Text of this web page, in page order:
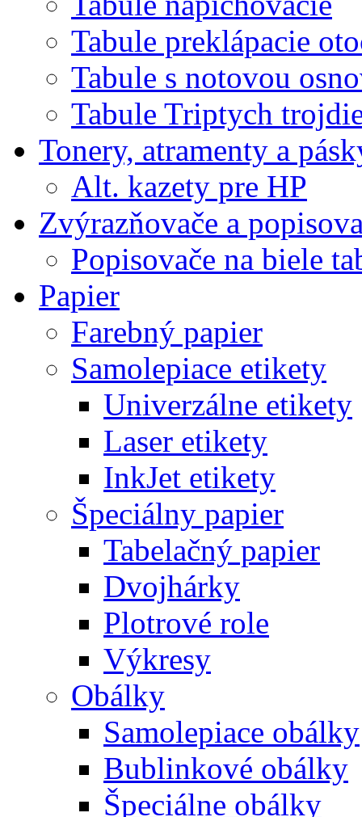
Tabule preklápacie
Tabule s notovou
Tabule Triptych
Tonery, atramenty a
Alt. kazety pre HP
Zvýrazňovače a
Popisovače na biele
Papier
Farebný papier
Samolepiace etikety
Univerzálne etikety
Laser etikety
InkJet etikety
Špeciálny papier
Tabelačný papier
Dvojhárky
Plotrové role
Výkresy
Obálky
Samolepiace obálky
Bublinkové obálky
Špeciálne obálky